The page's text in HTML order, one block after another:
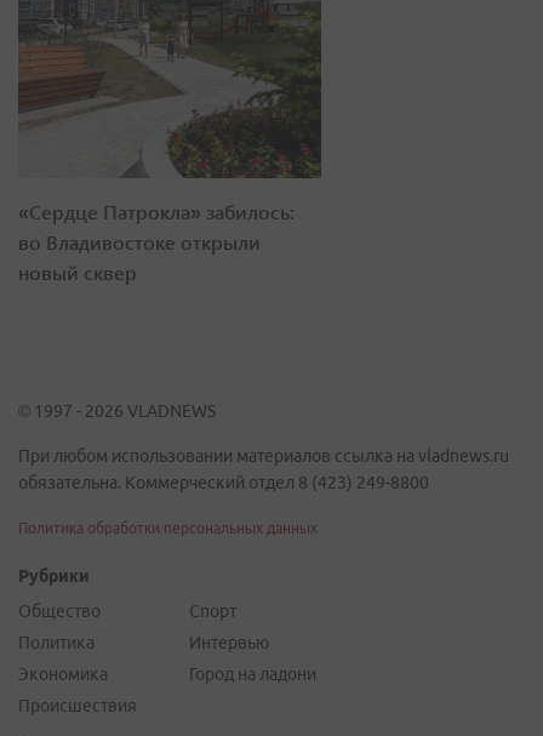
«Сердце Патрокла» забилось:
во Владивостоке открыли
новый сквер
© 1997 - 2026 VLADNEWS
При любом использовании материалов ссылка на vladnews.ru
обязательна. Коммерческий отдел 8 (423) 249-8800
Политика обработки персональных данных
Рубрики
Общество
Политика
Экономика
Происшествия
Спорт
Интервью
Город на ладони